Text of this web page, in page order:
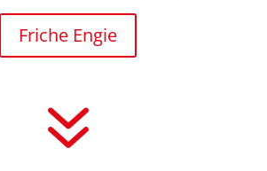
Friche Engie
7